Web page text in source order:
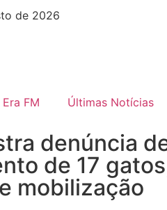
de 2026
FM Últimas Notícias
denúncia
de 17
mobilização